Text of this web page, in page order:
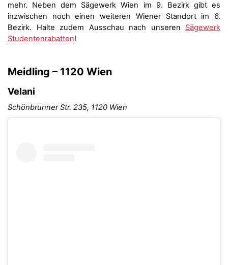
mehr. Neben dem Sägewerk Wien im 9. Bezirk gibt es
inzwischen noch einen weiteren Wiener Standort im 6.
Bezirk. Halte zudem Ausschau nach unseren Sägewerk
Studentenrabatten!
Meidling – 1120 Wien
Velani
Schönbrunner Str. 235, 1120 Wien